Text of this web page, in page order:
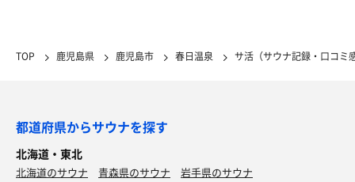
TOP 鹿児島県 鹿児島市 春日温泉 サ活（サウナ記録・口コミ
都道府県からサウナを探す
北海道・東北
北海道のサウナ 青森県のサウナ
岩手県のサウナ